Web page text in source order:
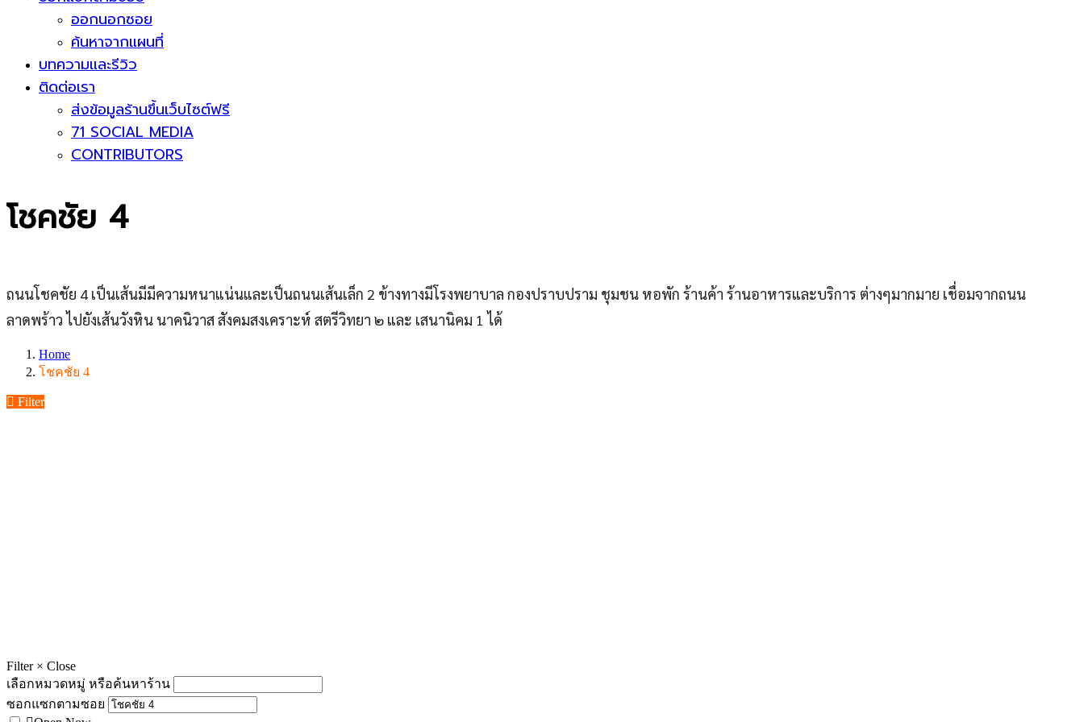
ออกนอกซอย
ค้นหาจากแผนที่
บทความและรีวิว
ติดต่อเรา
ส่งข้อมูลร้านขึ้นเว็บไซต์ฟรี
71 SOCIAL MEDIA
CONTRIBUTORS
โชคชัย 4
ถนนโชคชัย 4 เป็นเส้นมีมีความหนาแน่นและเป็นถนนเส้นเล็ก 2 ข้างทางมีโรงพยาบาล กองปราบปราม ชุมชน หอพัก ร้านค้า ร้านอาหารและบริการ ต่างๆมากมาย เชื่อมจากถนน
ลาดพร้าว ไปยังเส้นวังหิน นาคนิวาส สังคมสงเคราะห์ สตรีวิทยา ๒ และ เสนานิคม 1 ได้
Home
โชคชัย 4
Filter
Filter × Close
เลือกหมวดหมู่ หรือค้นหาร้าน
ซอกแซกตามซอย